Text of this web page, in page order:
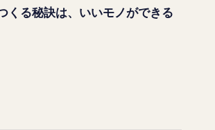
くる秘訣は、いいモノができる